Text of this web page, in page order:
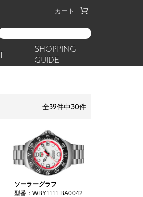
カート
SHOPPING
GUIDE
全39件中30件
ソーラーグラフ
型番：WBY1111.BA0042